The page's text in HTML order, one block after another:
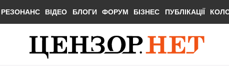
РЕЗОНАНС ВІДЕО БЛОГИ ФОРУМ БІЗНЕС ПУБЛІКАЦІЇ